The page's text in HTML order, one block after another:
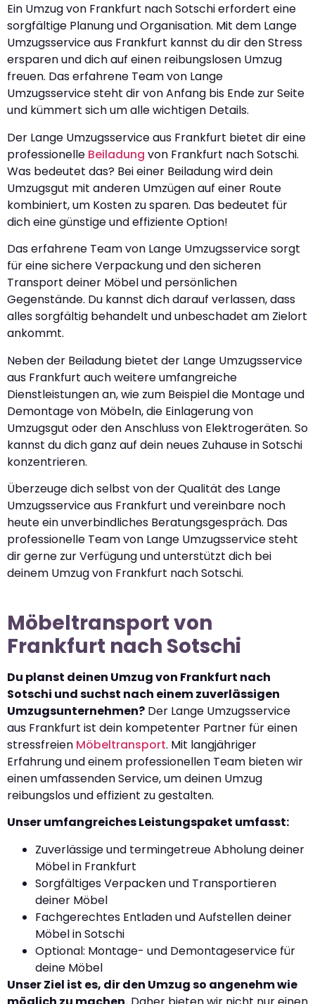
Ein Umzug von Frankfurt nach Sotschi erfordert eine
sorgfältige Planung und Organisation. Mit dem Lange
Umzugsservice aus Frankfurt kannst du dir den Stress
ersparen und dich auf einen reibungslosen Umzug
freuen. Das erfahrene Team von Lange
Umzugsservice steht dir von Anfang bis Ende zur Seite
und kümmert sich um alle wichtigen Details.
Der Lange Umzugsservice aus Frankfurt bietet dir eine
professionelle Beiladung von Frankfurt nach Sotschi.
Was bedeutet das? Bei einer Beiladung wird dein
Umzugsgut mit anderen Umzügen auf einer Route
kombiniert, um Kosten zu sparen. Das bedeutet für
dich eine günstige und effiziente Option!
Das erfahrene Team von Lange Umzugsservice sorgt
für eine sichere Verpackung und den sicheren
Transport deiner Möbel und persönlichen
Gegenstände. Du kannst dich darauf verlassen, dass
alles sorgfältig behandelt und unbeschadet am Zielort
ankommt.
Neben der Beiladung bietet der Lange Umzugsservice
aus Frankfurt auch weitere umfangreiche
Dienstleistungen an, wie zum Beispiel die Montage und
Demontage von Möbeln, die Einlagerung von
Umzugsgut oder den Anschluss von Elektrogeräten. So
kannst du dich ganz auf dein neues Zuhause in Sotschi
konzentrieren.
Überzeuge dich selbst von der Qualität des Lange
Umzugsservice aus Frankfurt und vereinbare noch
heute ein unverbindliches Beratungsgespräch. Das
professionelle Team von Lange Umzugsservice steht
dir gerne zur Verfügung und unterstützt dich bei
deinem Umzug von Frankfurt nach Sotschi.
Möbeltransport von
Frankfurt nach Sotschi
Du planst deinen Umzug von Frankfurt nach
Sotschi und suchst nach einem zuverlässigen
Umzugsunternehmen? Der Lange Umzugsservice
aus Frankfurt ist dein kompetenter Partner für einen
stressfreien Möbeltransport. Mit langjähriger
Erfahrung und einem professionellen Team bieten wir
einen umfassenden Service, um deinen Umzug
reibungslos und effizient zu gestalten.
Unser umfangreiches Leistungspaket umfasst:
Zuverlässige und termingetreue Abholung deiner
Möbel in Frankfurt
Sorgfältiges Verpacken und Transportieren
deiner Möbel
Fachgerechtes Entladen und Aufstellen deiner
Möbel in Sotschi
Optional: Montage- und Demontageservice für
deine Möbel
Unser Ziel ist es, dir den Umzug so angenehm wie